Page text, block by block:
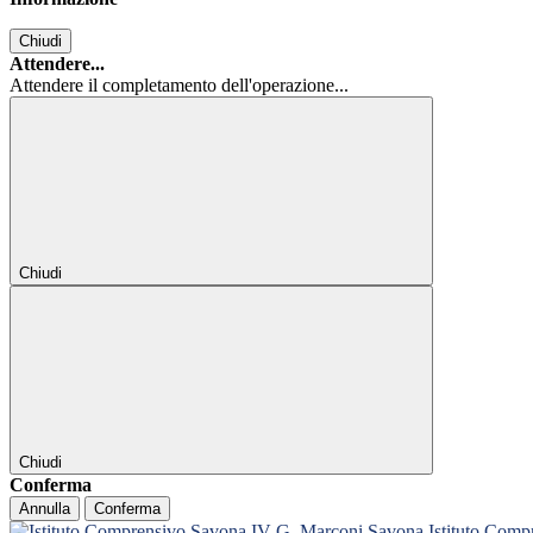
Chiudi
Attendere...
Attendere il completamento dell'operazione...
Chiudi
Chiudi
Conferma
Annulla Conferma